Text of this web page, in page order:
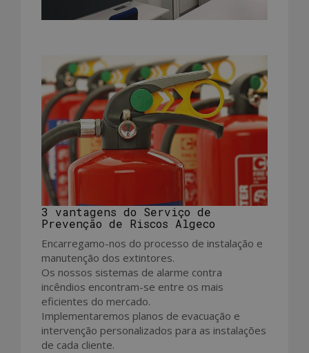
3 vantagens do Serviço de
Prevenção de Riscos Algeco
Encarregamo-nos do processo de instalação e
manutenção dos extintores.
Os nossos sistemas de alarme contra
incêndios encontram-se entre os mais
eficientes do mercado.
Implementaremos planos de evacuação e
intervenção personalizados para as instalações
de cada cliente.